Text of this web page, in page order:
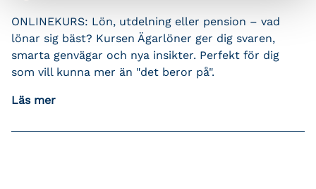
ONLINEKURS: Lön, utdelning eller pension – vad
lönar sig bäst? Kursen Ägarlöner ger dig svaren,
smarta genvägar och nya insikter. Perfekt för dig
som vill kunna mer än "det beror på".
Läs mer